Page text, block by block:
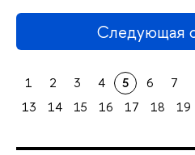
Следующая
1 2 3 4 5 6 7
13
14 15 16 17 18 19